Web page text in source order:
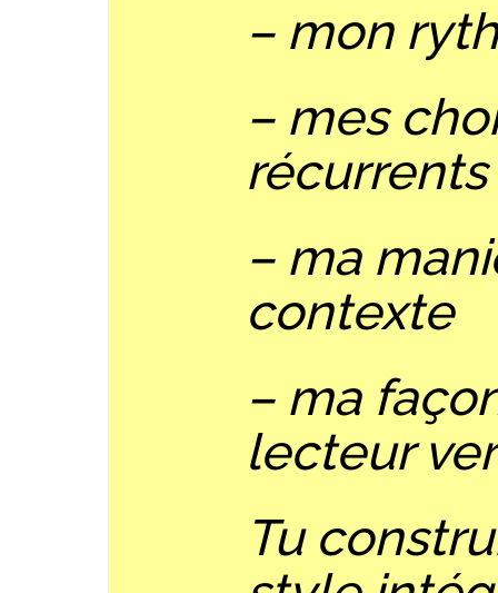
– mon
– mes
récurrents
– ma
contexte
– ma
lecteur
Tu